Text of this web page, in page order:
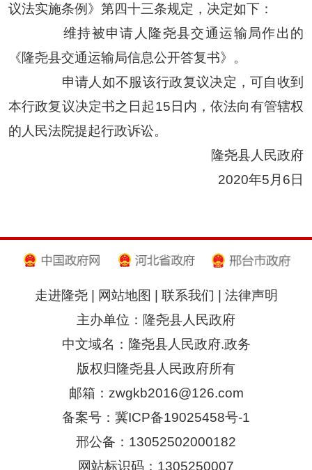
议法实施条例》第四十三条规定，决定如下：
维持被申请人隆尧县交通运输局作出的
《隆尧县交通运输局信息公开答复书》。
申请人如不服该行政复议决定，可自收到
本行政复议决定书之日起15日内，依法向有管辖权
的人民法院提起行政诉讼。
隆尧县人民政府
2020年5月6日
走进隆尧| 网站地图 | 联系我们 | 法律声明
主办单位：隆尧县人民政府
中文域名：隆尧县人民政府.政务
版权归隆尧县人民政府所有
邮箱：zwgkb2016@126.com
备案号：冀ICP备19025458号-1
邢公备：13052502000182
网站标识码：1305250007